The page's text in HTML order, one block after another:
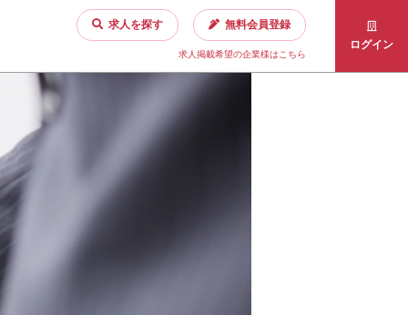
求人を探す 無料会員登録
求人掲載希望の企業様はこちら
ログイン